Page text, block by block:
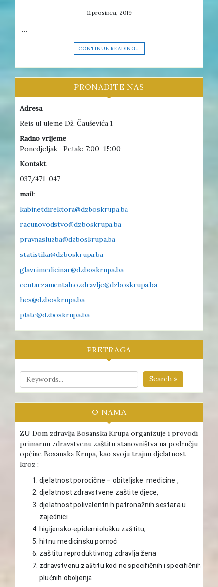
11 prosinca, 2019
…
CONTINUE READING…
PRONAĐITE NAS
Adresa
Reis ul uleme Dž. Čauševića 1
Radno vrijeme
Ponedjeljak—Petak: 7:00–15:00
Kontakt
037/471-047
mail:
kabinetdirektora@dzboskrupa.ba
racunovodstvo@dzboskrupa.ba
pravnasluzba@dzboskrupa.ba
statistika@dzboskrupa.ba
glavnimedicinar@dzboskrupa.ba
centarzamentalnozdravlje@dzboskrupa.ba
hes@dzboskrupa.ba
plate@dzboskrupa.ba
PRETRAGA
Search »
O NAMA
ZU Dom zdravlja Bosanska Krupa organizuje i provodi
primarnu zdravstvenu zaštitu stanovništva na području
općine Bosanska Krupa, kao svoju trajnu djelatnost
kroz :
djelatnost porodične – obiteljske medicine ,
djelatnost zdravstvene zaštite djece,
djelatnost polivalentnih patronažnih sestara u
zajednici
higijensko-epidemiološku zaštitu,
hitnu medicinsku pomoć
zaštitu reproduktivnog zdravlja žena
zdravstvenu zaštitu kod ne specifičnih i specifičnih
plućnih oboljenja